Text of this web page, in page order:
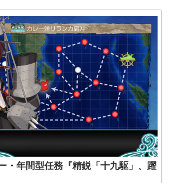
・年間型任務『精鋭「十九駆」、躍